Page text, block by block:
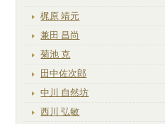
梶原 靖元
兼田 昌尚
菊池 克
田中佐次郎
中川 自然坊
西川 弘敏